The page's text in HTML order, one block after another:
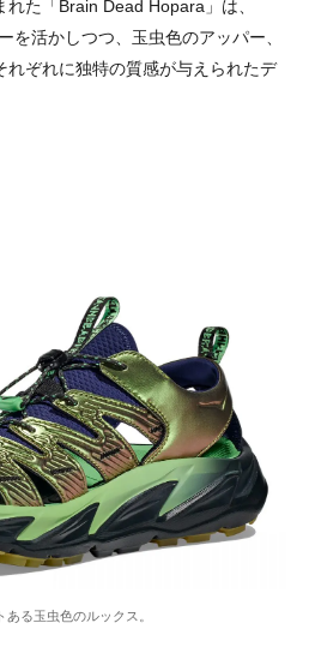
た「Brain Dead Hopara」は、
を活かしつつ、玉虫色のアッパー、
れぞれに独特の質感が与えられたデ
ある玉虫色のルックス。